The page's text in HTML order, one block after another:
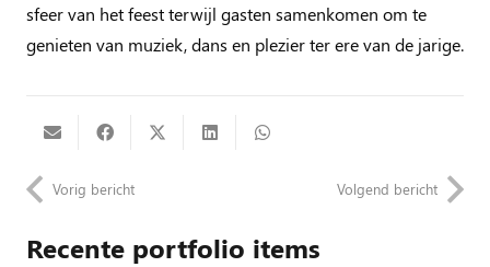
sfeer van het feest terwijl gasten samenkomen om te
genieten van muziek, dans en plezier ter ere van de jarige.
Vorig bericht Volgend bericht
Recente portfolio items